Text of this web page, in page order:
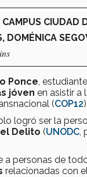
CIUDAD
DOMÉNICA
Ponce ,
jóven en asistir a
(COP12).
logró ser la
Delito (UNODC
a personas de
relacionadas con el